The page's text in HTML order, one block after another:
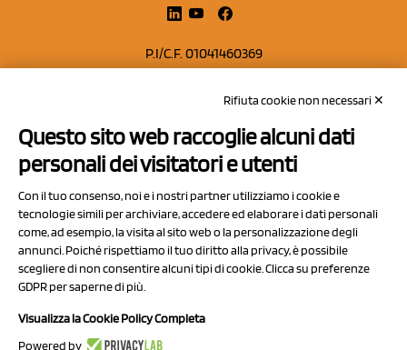
P.I/C.F. 01041460369
Capitale sociale Euro 50.000,00 i.v.
Contatti
Privacy Policy
Cookie Policy
Chi Siamo
Rifiuta cookie non necessari ✕
Questo sito web raccoglie alcuni dati
personali dei visitatori e utenti
Con il tuo consenso, noi e i nostri partner utilizziamo i cookie e
tecnologie simili per archiviare, accedere ed elaborare i dati personali
come, ad esempio, la visita al sito web o la personalizzazione degli
annunci. Poiché rispettiamo il tuo diritto alla privacy, è possibile
scegliere di non consentire alcuni tipi di cookie. Clicca su preferenze
GDPR per saperne di più.
Visualizza la Cookie Policy Completa
Powered by